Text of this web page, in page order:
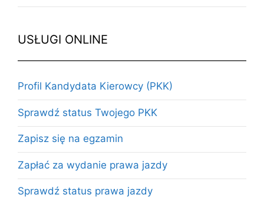
USŁUGI ONLINE
Profil Kandydata Kierowcy (PKK)
Sprawdź status Twojego PKK
Zapisz się na egzamin
Zapłać za wydanie prawa jazdy
Sprawdź status prawa jazdy